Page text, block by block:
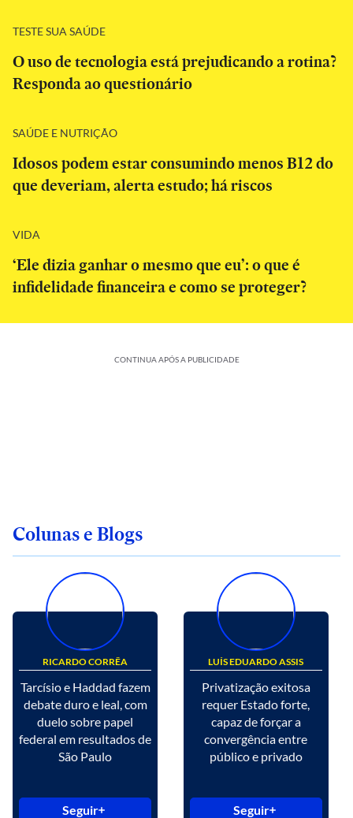
TESTE SUA SAÚDE
O uso de tecnologia está prejudicando a rotina?
Responda ao questionário
SAÚDE E NUTRIÇÃO
Idosos podem estar consumindo menos B12 do
que deveriam, alerta estudo; há riscos
VIDA
‘Ele dizia ganhar o mesmo que eu’: o que é
infidelidade financeira e como se proteger?
CONTINUA APÓS A PUBLICIDADE
Colunas e Blogs
RICARDO CORRÊA
Tarcísio e Haddad fazem
debate duro e leal, com
duelo sobre papel
federal em resultados de
São Paulo
Seguir
LUÍS EDUARDO ASSIS
Privatização exitosa
requer Estado forte,
capaz de forçar a
convergência entre
público e privado
Seguir